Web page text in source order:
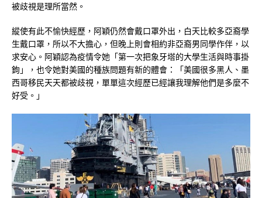
被歧視是理所當然。
縱使有此不愉快經歷，阿穎仍然會戴口罩外出，白天比較多亞裔學
生戴口罩，所以不大擔心，但晚上則會相約非亞裔男同學作伴，以
求安心。阿穎認為疫情令她「第一次把象牙塔的大學生活與時事掛
鉤」，也令她對美國的種族問題有新的體會：「美國很多黑人、墨
西哥移民天天都被歧視，單單這次經歷已經讓我理解他們是多麼不
好受。」